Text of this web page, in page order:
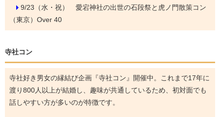
9/23（水・祝） 愛宕神社の出世の石段祭と虎ノ門散策コン
（東京）Over 40
寺社コン
寺社好き男女の縁結び企画『寺社コン』開催中。これまで17年に
渡り800人以上が結婚し、趣味が共通しているため、初対面でも
話しやすい方が多いのが特徴です。